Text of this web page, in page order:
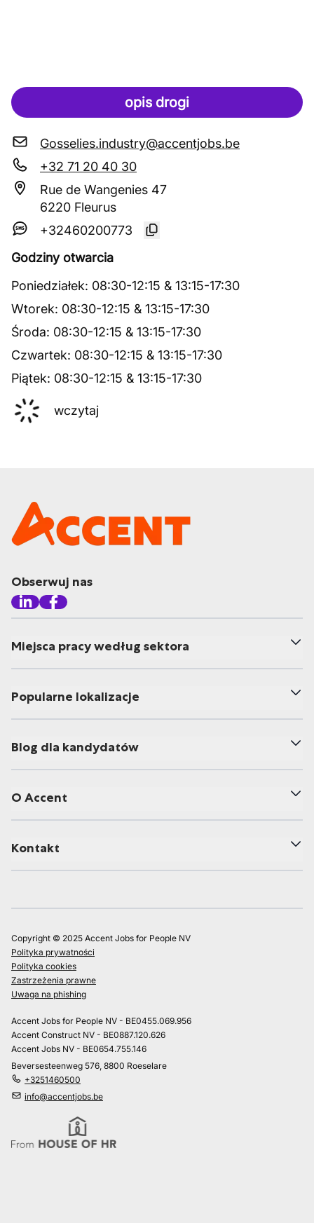
opis drogi
Gosselies.industry@accentjobs.be
+32 71 20 40 30
Rue de Wangenies 47
6220 Fleurus
+32460200773
Godziny otwarcia
Poniedziałek: 08:30-12:15 & 13:15-17:30
Wtorek: 08:30-12:15 & 13:15-17:30
Środa: 08:30-12:15 & 13:15-17:30
Czwartek: 08:30-12:15 & 13:15-17:30
Piątek: 08:30-12:15 & 13:15-17:30
wczytaj
Obserwuj nas
Miejsca pracy według sektora
Popularne lokalizacje
Blog dla kandydatów
O Accent
Kontakt
Copyright © 2025 Accent Jobs for People NV
Polityka prywatności
Polityka cookies
Zastrzeżenia prawne
Uwaga na phishing
Accent Jobs for People NV - BE0455.069.956
Accent Construct NV - BE0887.120.626
Accent Jobs NV - BE0654.755.146
Beversesteenweg 576, 8800 Roeselare
+3251460500
info@accentjobs.be